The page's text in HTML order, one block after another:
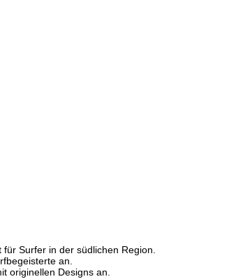
Surfer in der südlichen Region.
an.
originellen Designs an.